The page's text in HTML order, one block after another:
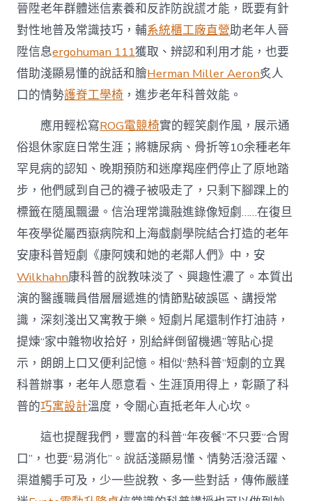
晉陞老年群體迷信素養和反詐防說謊才能，既要有針
對性地普及常識技巧，輔系統櫃工廠直營助老年人晉
陞信息ergohuman 111獲取、辨認和利用才能，也要
借助淺顯易懂的說話和膾Herman Miller Aeron炙人
口的情勢護脊工學椅 ，進步老年科普效能。
應用輕松寫ROG電競椅實的輕笑劇作風，展示通
俗退休家庭日常生涯；將糖尿病、骨折等10余種老年
罕見病的認知、晚期預防和迷摩羯座們停止了原地踏
步，他們感到自己的襪子被吸走了，只剩下腳踝上的
標籤在隨風飄盪。信治理常識融進錄像短劇……在復旦
年夜學從屬西嶽病院和上海戲劇學院結合打造的老年
安康科普短劇《康阿姨和她的老鄰人們》中，安
Wilkhahn康科普的說教味淡了、興趣性濃了。本質出
演的醫護職員借層層遞進的情節點破誤區、講授常
識，深刻淺出又寓教于樂。短劇片尾還制作打油詩，
提煉“家中雜物收拾好，別給絆倒留機遇”等貼心提
示，朗朗上口又便利記憶。相似“熱科普”短劇的立異
科普辦事，老年人愿意看、生涯頂用得上，彰顯了科
普的巧寓設計溫度，令關心直抵老年人心坎。
這也提醒我們，豐富的科普“年夜餐”不只要“合胃
口”，也要“易消化”。說話淺顯易懂、情勢活潑活躍、
渠道觸手可及，少一些說教、多一些對話，傳佈嚴謹